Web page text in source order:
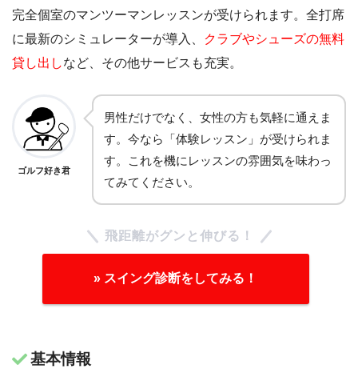
完全個室のマンツーマンレッスンが受けられます。全打席
に最新のシミュレーターが導入、
クラブやシューズの無料
貸し出しなど、その他サービスも充実。
ゴルフ好き君
男性だけでなく、女性の方も気軽に通えま
す。今なら「体験レッスン」が受けられま
す。これを機にレッスンの雰囲気を味わっ
てみてください。
飛距離がグンと伸びる！
» スイング診断をしてみる！
基本情報